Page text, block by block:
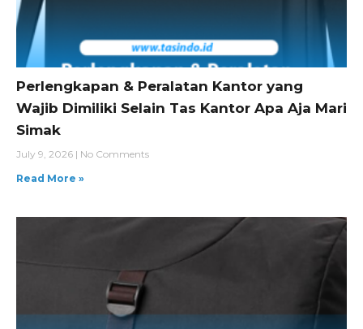
Perlengkapan & Peralatan Kantor yang
Wajib Dimiliki Selain Tas Kantor Apa Aja Mari
Simak
July 9, 2026
No Comments
Read More »